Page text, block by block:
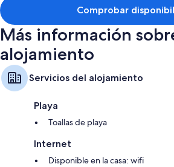
Comprobar
Más información
alojamiento
Servicios del alojamiento
Playa
Toallas de playa
Internet
Disponible en la casa: wifi